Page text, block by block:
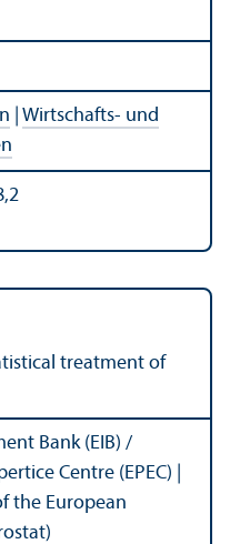
Wirtschafts- und
treatment of
Bank (EIB) /
Centre (EPEC) |
the European